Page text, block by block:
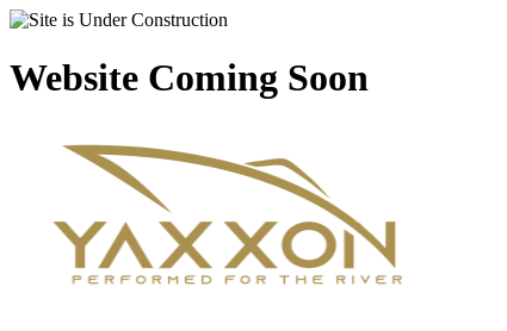
Website Coming Soon